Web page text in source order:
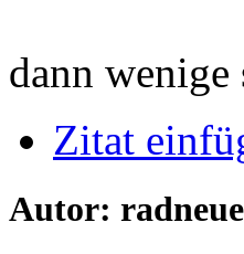
dann
Zitat
Autor: